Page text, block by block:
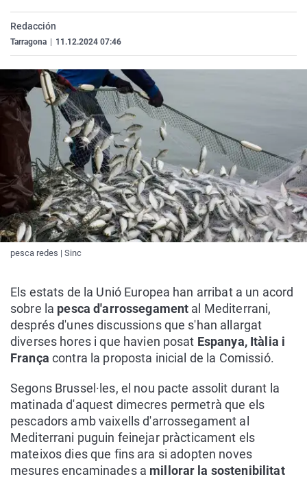
La rosa de los vientos
Como el perro y el
Caso
Equipo de
Extremadura
La Rioja
Virales
Elecciones
Redacción
Tarragona 11.12.2024 07:46
pesca redes | Sinc
Els estats de la Unió Europea han arribat a un acord
sobre la pesca d'arrossegament al Mediterrani,
després d'unes discussions que s'han allargat
diverses hores i que havien posat Espanya, Itàlia i
França contra la proposta inicial de la Comissió.
Segons Brussel·les, el nou pacte assolit durant la
matinada d'aquest dimecres permetrà que els
pescadors amb vaixells d'arrossegament al
Mediterrani puguin feinejar pràcticament els
mateixos dies que fins ara si adopten noves
mesures encaminades a millorar la sostenibilitat